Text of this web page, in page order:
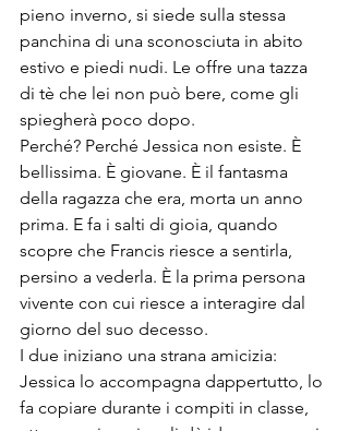
pieno inverno, si siede sulla stessa
panchina di una sconosciuta in abito
estivo e piedi nudi. Le offre una tazza
di tè che lei non può bere, come gli
spiegherà poco dopo.
Perché? Perché Jessica non esiste. È
bellissima. È giovane. È il fantasma
della ragazza che era, morta un anno
prima. E fa i salti di gioia, quando
scopre che Francis riesce a sentirla,
persino a vederla. È la prima persona
vivente con cui riesce a interagire dal
giorno del suo decesso.
I due iniziano una strana amicizia:
Jessica lo accompagna dappertutto, lo
fa copiare durante i compiti in classe,